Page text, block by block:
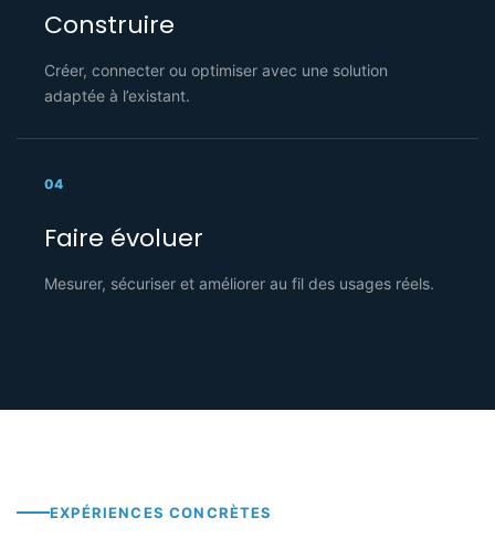
Construire
Créer, connecter ou optimiser avec une solution
adaptée à l’existant.
04
Faire évoluer
Mesurer, sécuriser et améliorer au fil des usages réels.
EXPÉRIENCES CONCRÈTES